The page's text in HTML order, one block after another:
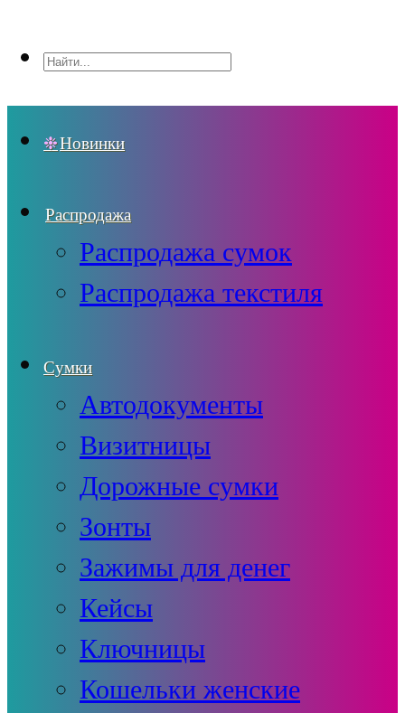
Новинки
Распродажа
Распродажа сумок
Распродажа текстиля
Сумки
Автодокументы
Визитницы
Дорожные сумки
Зонты
Зажимы для денег
Кейсы
Ключницы
Кошельки женские